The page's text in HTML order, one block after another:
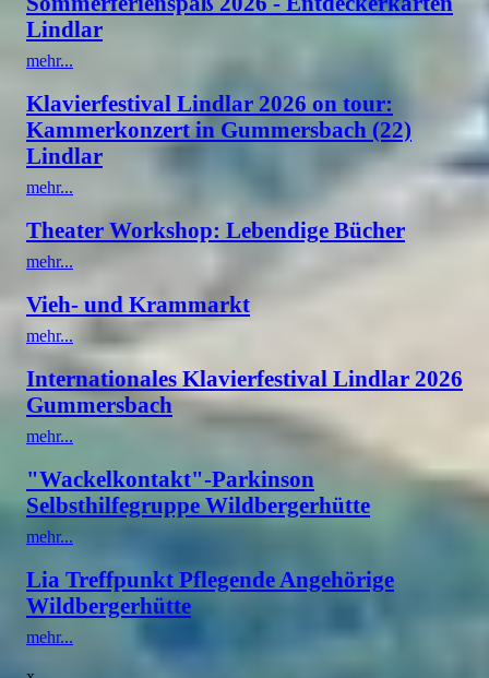
Lindlar
mehr...
Klavierfestival Lindlar 2026 on tour:
Kammerkonzert in Gummersbach (22)
Lindlar
mehr...
Theater Workshop: Lebendige Bücher
mehr...
Vieh- und Krammarkt
mehr...
Internationales Klavierfestival Lindlar 2026
Gummersbach
mehr...
"Wackelkontakt"-Parkinson
Selbsthilfegruppe Wildbergerhütte
mehr...
Lia Treffpunkt Pflegende Angehörige
Wildbergerhütte
mehr...